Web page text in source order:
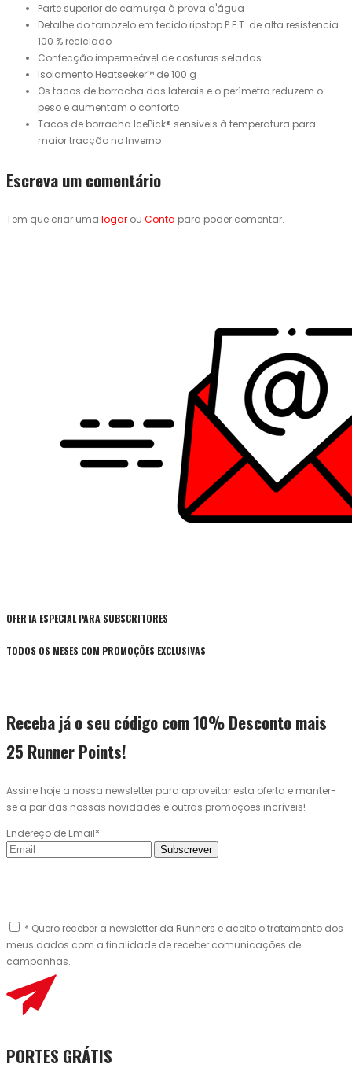
Parte superior de camurça à prova d'água
Detalhe do tornozelo em tecido ripstop P.E.T. de alta resistencia
100 % reciclado
Confecção impermeável de costuras seladas
Isolamento Heatseeker™ de 100 g
Os tacos de borracha das laterais e o perímetro reduzem o
peso e aumentam o conforto
Tacos de borracha IcePick® sensiveis à temperatura para
maior tracção no Inverno
Escreva um comentário
Tem que criar uma logar ou Conta para poder comentar.
OFERTA ESPECIAL PARA SUBSCRITORES
TODOS OS MESES COM PROMOÇÕES EXCLUSIVAS
Receba já o seu código com 10% Desconto mais
25 Runner Points!
Assine hoje a nossa newsletter para aproveitar esta oferta e manter-
se a par das nossas novidades e outras promoções incríveis!
Endereço de Email*:
Subscrever
* Quero receber a newsletter da Runners e aceito o tratamento dos
meus dados com a finalidade de receber comunicações de
campanhas.
PORTES GRÁTIS